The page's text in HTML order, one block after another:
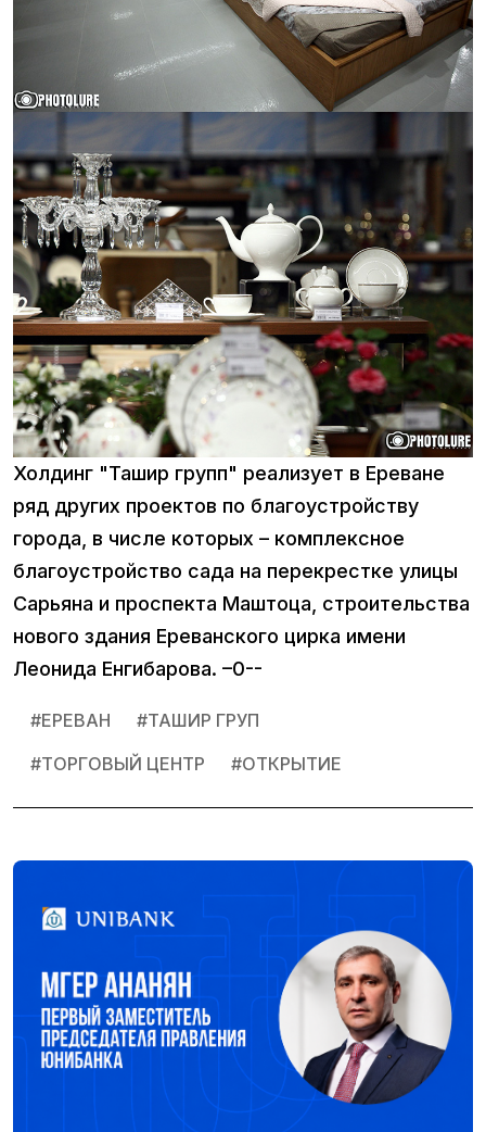
Холдинг "Ташир групп" реализует в Ереване
ряд других проектов по благоустройству
города, в числе которых – комплексное
благоустройство сада на перекрестке улицы
Сарьяна и проспекта Маштоца, строительства
нового здания Ереванского цирка имени
Леонида Енгибарова. –0--
#ЕРЕВАН #ТАШИР ГРУП
#ТОРГОВЫЙ ЦЕНТР #ОТКРЫТИЕ